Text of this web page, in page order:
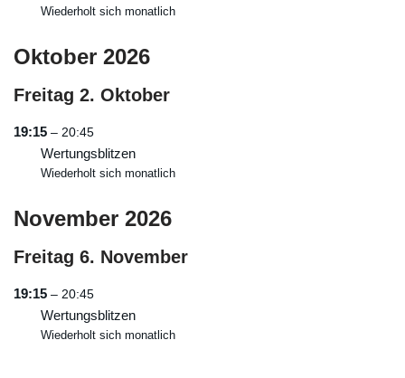
Wiederholt sich monatlich
Oktober 2026
Freitag 2. Oktober
19:15 – 20:45
Wertungsblitzen
Wiederholt sich monatlich
November 2026
Freitag 6. November
19:15 – 20:45
Wertungsblitzen
Wiederholt sich monatlich